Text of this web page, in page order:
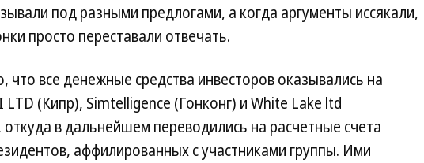
под разными предлогами, а когда аргументы иссякали,
просто переставали отвечать.
что все денежные средства инвесторов оказывались на
LTD (Кипр), Simtelligence (Гонконг) и White Lake ltd
в дальнейшем переводились на расчетные счета
аффилированных с участниками группы. Ими